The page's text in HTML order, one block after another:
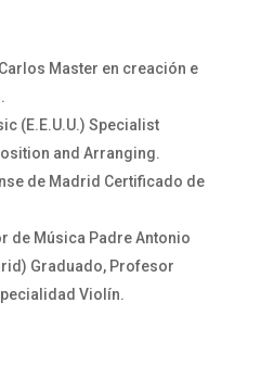
Master en creación e
(E.E.U.U.) Specialist
and Arranging.
de Madrid Certificado de
de Música Padre Antonio
Graduado, Profesor
Violín.